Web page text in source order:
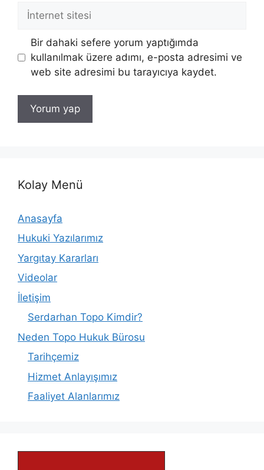
İnternet
Bir dahaki sefere yorum yaptığımda
kullanılmak üzere adımı, e-posta adresimi ve
web site adresimi bu tarayıcıya kaydet.
Kolay Menü
Anasayfa
Hukuki Yazılarımız
Yargıtay Kararları
Videolar
İletişim
Serdarhan Topo Kimdir?
Neden Topo Hukuk Bürosu
Tarihçemiz
Hizmet Anlayışımız
Faaliyet Alanlarımız